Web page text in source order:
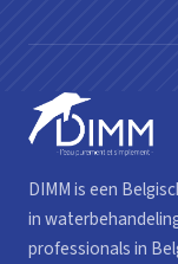
DIMM is een
in
professionals in